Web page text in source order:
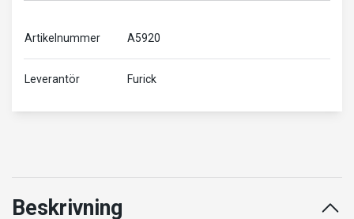
Artikelnummer A5920
Leverantör Furick
Beskrivning